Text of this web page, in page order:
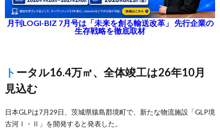
月刊LOGI-BIZ 7月号は「未来を創る輸送改革」 先行企業の
生存戦略を徹底取材
トータル16.4万㎡、全体竣工は26年10月
見込む
日本GLPは7月29日、茨城県猿島郡境町で、新たな物流施設「GLP境
古河Ⅰ・Ⅱ」を開発すると発表した。